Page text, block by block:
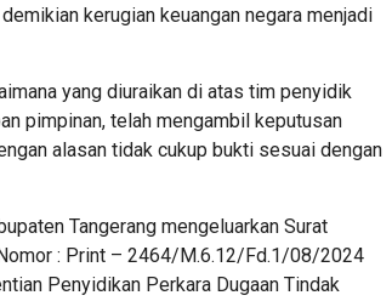
kerugian keuangan negara menjadi
yang diuraikan di atas tim penyidik
pimpinan, telah mengambil keputusan
alasan tidak cukup bukti sesuai dengan
Tangerang mengeluarkan Surat
: Print – 2464/M.6.12/Fd.1/08/2024
Penyidikan Perkara Dugaan Tindak